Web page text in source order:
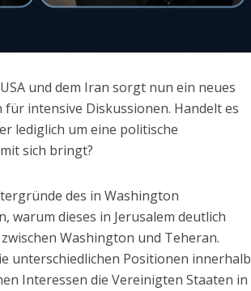
und dem Iran sorgt nun ein neues
intensive Diskussionen. Handelt es
lediglich um eine politische
sich bringt?
des in Washington
warum dieses in Jerusalem deutlich
Washington und Teheran.
unterschiedlichen Positionen innerhalb
Interessen die Vereinigten Staaten in